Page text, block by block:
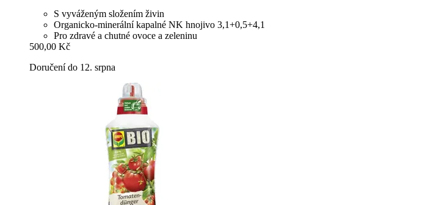
S vyváženým složením živin
Organicko-minerální kapalné NK hnojivo 3,1+0,5+4,1
Pro zdravé a chutné ovoce a zeleninu
500,00 Kč
Doručení do 12. srpna